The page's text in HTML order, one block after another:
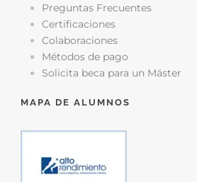
Preguntas Frecuentes
Certificaciones
Colaboraciones
Métodos de pago
Solicita beca para un Máster
MAPA DE ALUMNOS